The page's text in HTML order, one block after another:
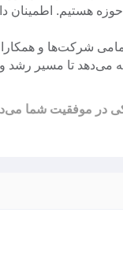
حوزه هستیم. اطمینان
شرکت‌ها و
در موفقیت شما